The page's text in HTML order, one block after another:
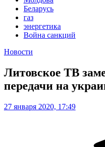
Беларусь
газ
энергетика
Война санкций
Новости
Литовское ТВ
передачи на
27 января 2020, 17:49